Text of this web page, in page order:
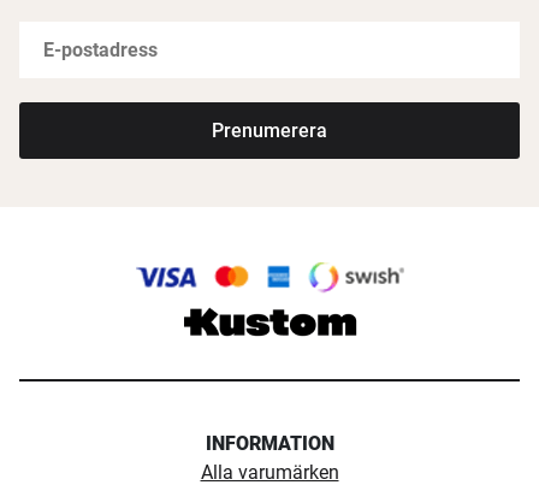
Prenumerera
INFORMATION
Alla varumärken